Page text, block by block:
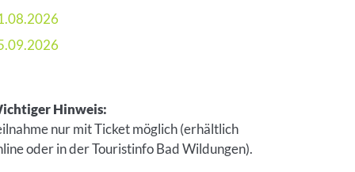
Hinweis:
nur mit Ticket möglich (erhältlich
oder in der Touristinfo Bad Wildungen).